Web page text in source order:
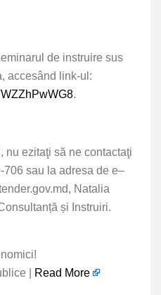
de instruire sus
accesând link-ul:
.
nu ezitaţi să ne contactaţi
706 sau la adresa de e–
, Natalia
și Instruiri.
|
Read More